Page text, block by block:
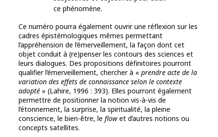
ce phénomène.
Ce numéro pourra également ouvrir une réflexion sur les
cadres épistémologiques mêmes permettant
l’appréhension de l’émerveillement, la façon dont cet
objet conduit à (re)penser les contours des sciences et
leurs dialogues. Des propositions définitoires pourront
qualifier l’émerveillement, chercher à « prendre acte de la
variation des effets de connaissance selon le contexte
adopté » (Lahire, 1996 : 393). Elles pourront également
permettre de positionner la notion vis-à-vis de
l’étonnement, la surprise, la spiritualité, la pleine
conscience, le bien-être, le flowet d’autres notions ou
concepts satellites.